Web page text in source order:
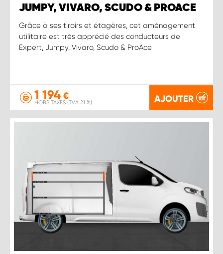
JUMPY, VIVARO, SCUDO & PROACE
Grâce à ses tiroirs et étagères, cet aménagement
utilitaire est très apprécié des conducteurs de
Expert, Jumpy, Vivaro, Scudo & ProAce
1 194 €
HORS TAXES (TVA 21 %) AJOUTER